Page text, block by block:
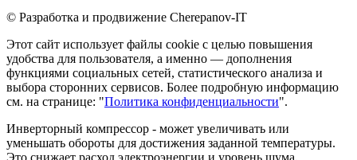
© Разработка и продвижение Cherepanov-IT
Этот сайт использует файлы cookie с целью повышения
удобства для пользователя, а именно — дополнения
функциями социальных сетей, статистического анализа и
выбора сторонних сервисов. Более подробную информацию
см. на странице: "Политика конфиденциальности".
Инверторный компрессор - может увеличивать или
уменьшать обороты для достижения заданной температуры.